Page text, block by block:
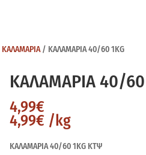
ΚΑΛΑΜΑΡΙΑ/ ΚΑΛΑΜΑΡΙΑ 40/60 1KG
ΚΑΛΑΜΑΡΙΑ 40/60
4,99€
4,99€ /kg
ΚΑΛΑΜΑΡΙΑ 40/60 1KG ΚΤΨ